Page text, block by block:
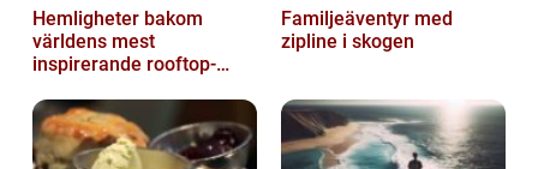
Hemligheter bakom
världens mest
inspirerande rooftop-
Familjeäventyr med
zipline i skogen